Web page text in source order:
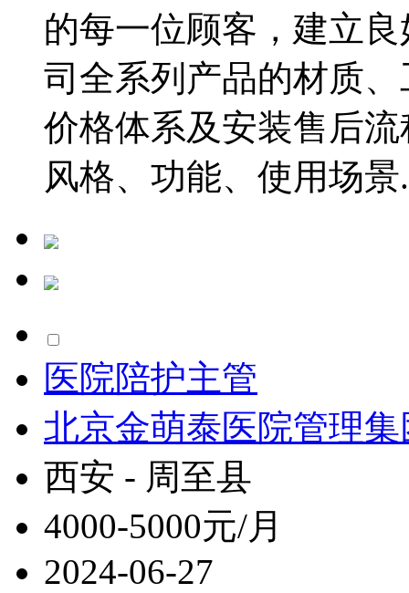
的每一位顾客，建立
司全系列产品的材质
价格体系及安装售后
风格、功能、使用场景
医院陪护主管
北京金萌泰医院管理
西安 - 周至县
4000-5000元/月
2024-06-27